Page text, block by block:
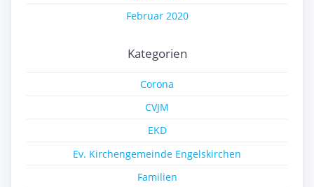
Februar 2020
Kategorien
Corona
CVJM
EKD
Ev. Kirchengemeinde Engelskirchen
Familien